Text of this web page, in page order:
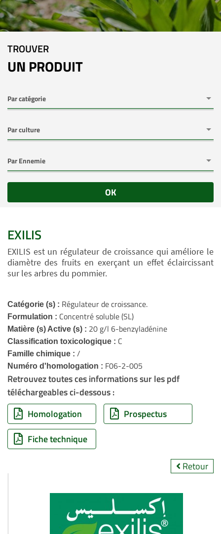
TROUVER
UN PRODUIT
OK
EXILIS
EXILIS est un régulateur de croissance qui améliore le
diamètre des fruits en exerçant un effet éclaircissant
sur les arbres du pommier.
Catégorie (s) : Régulateur de croissance.
Formulation : Concentré soluble (SL)
Matière (s) Active (s) : 20 g/l 6-benzyladénine
Classification toxicologique : C
Famille chimique : /
Numéro d'homologation : F06-2-005
Retrouvez toutes ces informations sur les pdf
téléchargeables ci-dessous :
Homologation
Prospectus
Fiche technique
Retour